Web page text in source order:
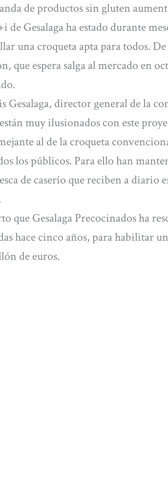
de productos sin gluten
de Gesalaga ha estado durante
una croqueta apta para todos.
que espera salga al mercado en
Gesalaga, director general de la
muy ilusionados con este
al de la croqueta
los públicos. Para ello han
de caserío que reciben a diario
que Gesalaga Precocinados ha
hace cinco años, para habilitar
de euros.